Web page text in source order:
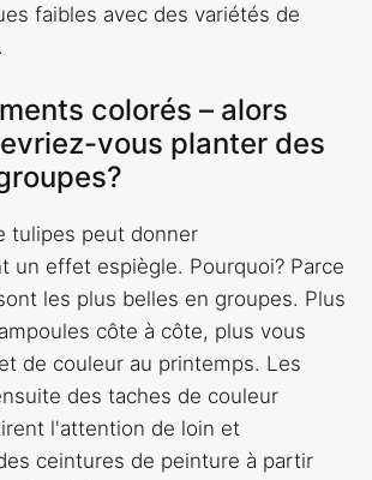
faibles avec des variétés de
colorés – alors
vous planter des
tulipes peut donner
un effet espiègle. Pourquoi? Parce
les plus belles en groupes. Plus
côte à côte, plus vous
de couleur au printemps. Les
des taches de couleur
l'attention de loin et
ceintures de peinture à partir